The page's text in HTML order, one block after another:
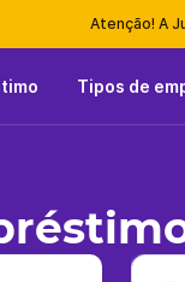
Atenção! A
Tipos de